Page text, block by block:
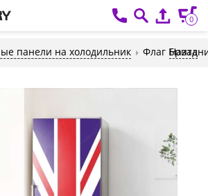
0
панели на холодильник Флаг